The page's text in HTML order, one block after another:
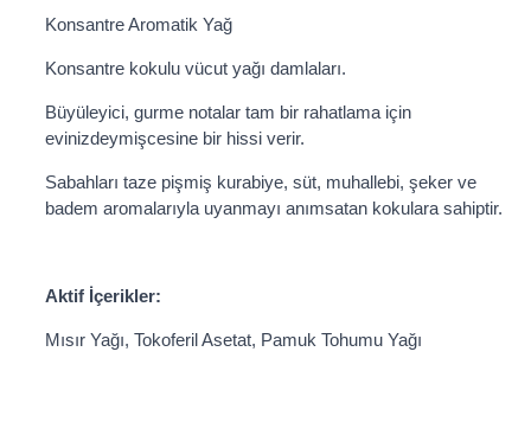
Konsantre Aromatik Yağ
Konsantre kokulu vücut yağı damlaları.
Büyüleyici, gurme notalar tam bir rahatlama için
evinizdeymişcesine bir hissi verir.
Sabahları taze pişmiş kurabiye, süt, muhallebi, şeker ve
badem aromalarıyla uyanmayı anımsatan kokulara sahiptir.
Aktif İçerikler:
Mısır Yağı, Tokoferil Asetat, Pamuk Tohumu Yağı